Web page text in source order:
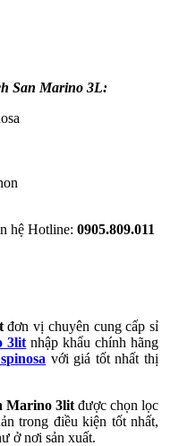
San Marino 3L:
hệ Hotline: 0905.809.011
đơn vị chuyên cung cấp sỉ
3lit nhập khẩu chính hãng
với giá tốt nhất thị
Marino 3litđược chọn lọc
trong điều kiện tốt nhất,
ở nơi sản xuất.